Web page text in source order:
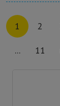
1 2
... 11